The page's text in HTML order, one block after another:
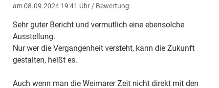
am 08.09.2024 19:41 Uhr / Bewertung:
Sehr guter Bericht und vermutlich eine ebensolche
Ausstellung.
Nur wer die Vergangenheit versteht, kann die Zukunft
gestalten, heißt es.
Auch wenn man die Weimarer Zeit nicht direkt mit den